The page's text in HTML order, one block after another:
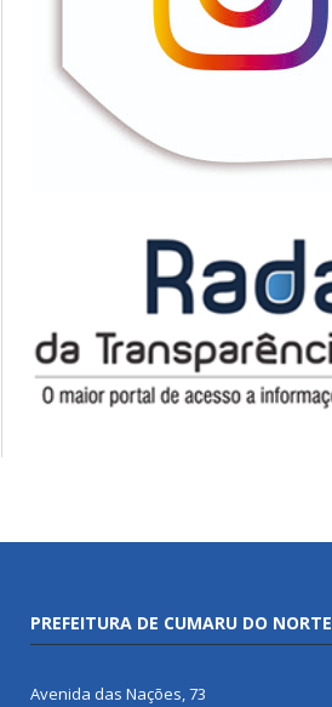
PREFEITURA DE CUMARU DO NORTE
Avenida das Nações, 73